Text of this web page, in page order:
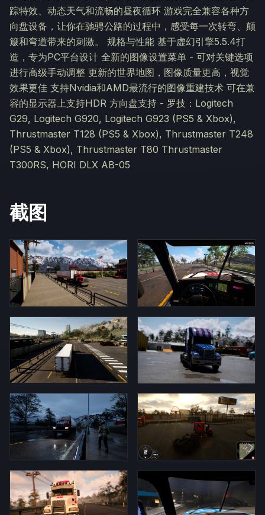
踪特效、动态天气和流畅的昼夜循环 游戏完全兼容各种方
向盘设备，让你在驰骋公路的过程中，感受每一次转弯、颠
簸和弯道带来的刺激。 规格与性能 基于虚幻引擎5.5.4打
造，专为PC平台设计 全新的图像设置菜单 - 可对关键选项
进行高级手动调整 更新的世界地图，图像质量更高，视觉
效果更佳 支持Nvidia和AMD最流行的图像重建技术 可在兼
容的显示器上支持HDR 方向盘支持 - 罗技：Logitech
G29, Logitech G920, Logitech G923 (PS5 & Xbox),
Thrustmaster T128 (PS5 & Xbox), Thrustmaster T248
(PS5 & Xbox), Thrustmaster T80 Thrustmaster
T300RS, HORI DLX AB-05
截图